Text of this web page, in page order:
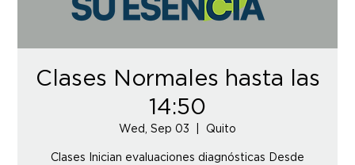
Clases Normales hasta las
14:50
Wed, Sep 03 Quito
Clases Inician evaluaciones diagnósticas Desde